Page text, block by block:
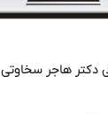
دکتر هاجر سخاوتی